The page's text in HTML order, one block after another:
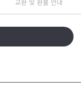
교환 및 환불 안내